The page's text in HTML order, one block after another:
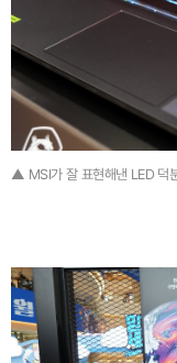
▲ MSI가 잘 표현해낸 LED 덕